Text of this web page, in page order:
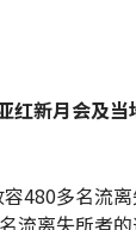
红新月会及
480多名流离